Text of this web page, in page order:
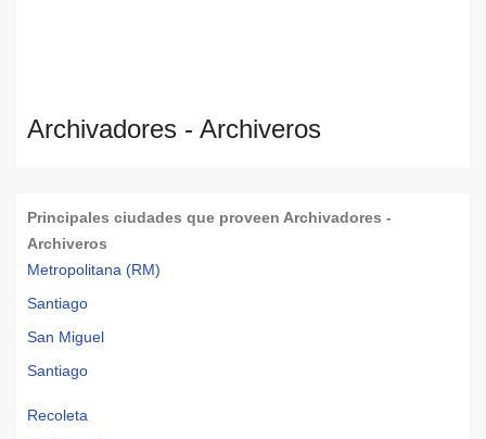
Archivadores - Archiveros
Principales ciudades que proveen Archivadores -
Archiveros
Metropolitana (RM)
Santiago
San Miguel
Santiago
Recoleta